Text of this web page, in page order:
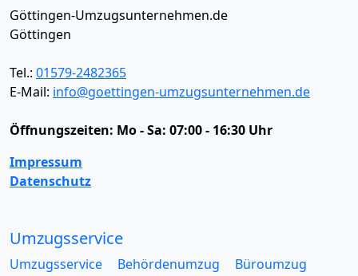
Göttingen-Umzugsunternehmen.de
Göttingen
Tel.: 01579-2482365
E-Mail: info@goettingen-umzugsunternehmen.de
Öffnungszeiten: Mo - Sa: 07:00 - 16:30 Uhr
Impressum
Datenschutz
Umzugsservice
Umzugsservice Behördenumzug
Büroumzug